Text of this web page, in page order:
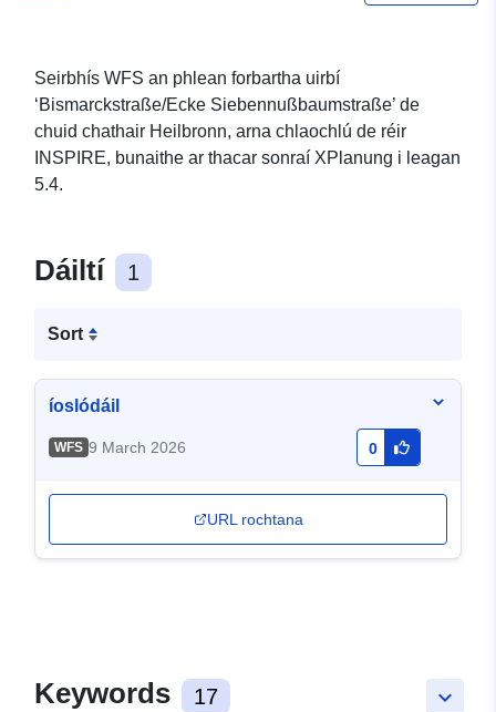
Seirbhís WFS an phlean forbartha uirbí
‘Bismarckstraße/Ecke Siebennußbaumstraße’ de
chuid chathair Heilbronn, arna chlaochlú de réir
INSPIRE, bunaithe ar thacar sonraí XPlanung i leagan
5.4.
Dáiltí 1
Sort
íoslódáil
WFS 9 March 2026 0
URL rochtana
keyboard_arrow_down
Keywords 17